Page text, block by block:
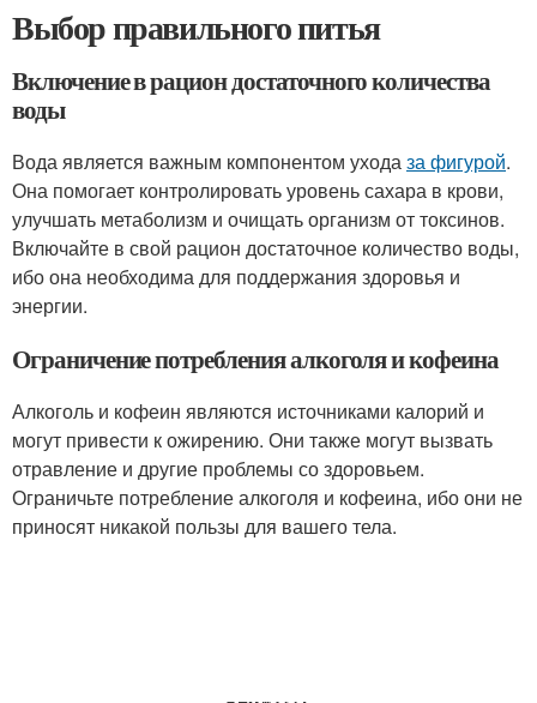
Выбор правильного питья
Включение в рацион достаточного количества
воды
Вода является важным компонентом уходаза фигурой.
Она помогает контролировать уровень сахара в крови,
улучшать метаболизм и очищать организм от токсинов.
Включайте в свой рацион достаточное количество воды,
ибо она необходима для поддержания здоровья и
энергии.
Ограничение потребления алкоголя и кофеина
Алкоголь и кофеин являются источниками калорий и
могут привести к ожирению. Они также могут вызвать
отравление и другие проблемы со здоровьем.
Ограничьте потребление алкоголя и кофеина, ибо они не
приносят никакой пользы для вашего тела.